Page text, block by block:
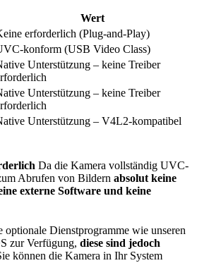
Wert
erforderlich (Plug-and-Play)
konform (USB Video Class)
Unterstützung – keine Treiber
Unterstützung – keine Treiber
Unterstützung – V4L2-kompatibel
Da die Kamera vollständig UVC-
Abrufen von Bildern absolut keine
externe Software und keine
Dienstprogramme wie unseren
zur Verfügung, diese sind jedoch
können die Kamera in Ihr System